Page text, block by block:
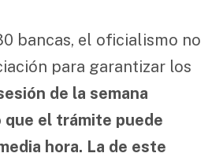
bancas, el oficialismo no
para garantizar los
de la semana
que el trámite puede
hora. La de este